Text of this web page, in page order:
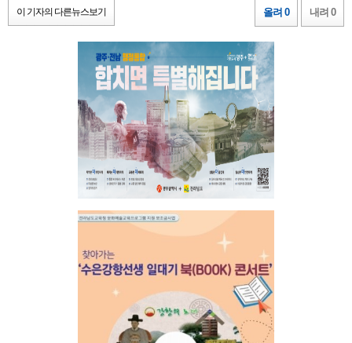
이 기자의 다른뉴스보기 올려 0 내려 0